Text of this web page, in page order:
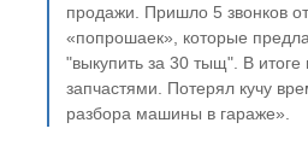
продажи. Пришло 5 звонков от
«попрошаек», которые
"выкупить за 30 тыщ". В итоге
запчастями. Потерял кучу
разбора машины в гараже».